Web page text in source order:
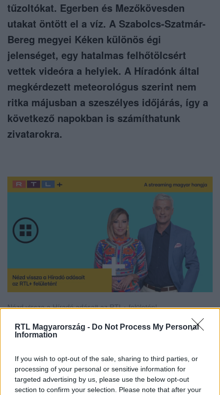
RTL Magyarország - Do Not Process My Personal
Information
If you wish to opt-out of the sale, sharing to third parties, or
processing of your personal or sensitive information for
targeted advertising by us, please use the below opt-out
section to confirm your selection. Please note that after your
tűzoltókat. Egerben és Mezőkövesden
utakat öntött el a víz. A Szabolcs-Szatmár-
Bereg megyei Kéken különös égi
jelenséget, egy hatalmas felhőtölcsért
vettek videóra a helyiek. A Híradónk által
megkérdezett meteorológus szerint nem
ritka májusban a szeszélyes időjárás, így a
következő napokban is számíthatunk
zivatarokra.
Nézd vissza a Híradó adásait az RTL+ felületén!
legyen a Google-találatokban!